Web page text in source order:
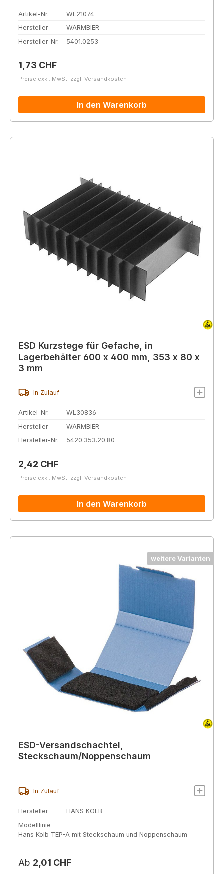
Artikel-Nr.
WL21074
Hersteller
WARMBIER
Hersteller-Nr.
5401.0253
Regulärer Preis:
1,73 CHF
Preise exkl. MwSt. zzgl. Versandkosten
In den Warenkorb
ESD Kurzstege für Gefache, in
Lagerbehälter 600 x 400 mm, 353 x 80 x
3 mm
In Zulauf
Artikel-Nr.
WL30836
Hersteller
WARMBIER
Hersteller-Nr.
5420.353.20.80
Regulärer Preis:
2,42 CHF
Preise exkl. MwSt. zzgl. Versandkosten
In den Warenkorb
weitere Varianten
ESD-Versandschachtel,
Steckschaum/Noppenschaum
In Zulauf
Hersteller
HANS KOLB
Modelllinie
Hans Kolb TEP-A mit Steckschaum und Noppenschaum
Regulärer Preis:
Ab 2,01 CHF